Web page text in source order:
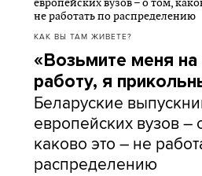
КАК ВЫ ТАМ ЖИВЕТЕ?
«Возьмите меня на
работу, я
Беларуские
европейских вузов –
каково это – не
распределению